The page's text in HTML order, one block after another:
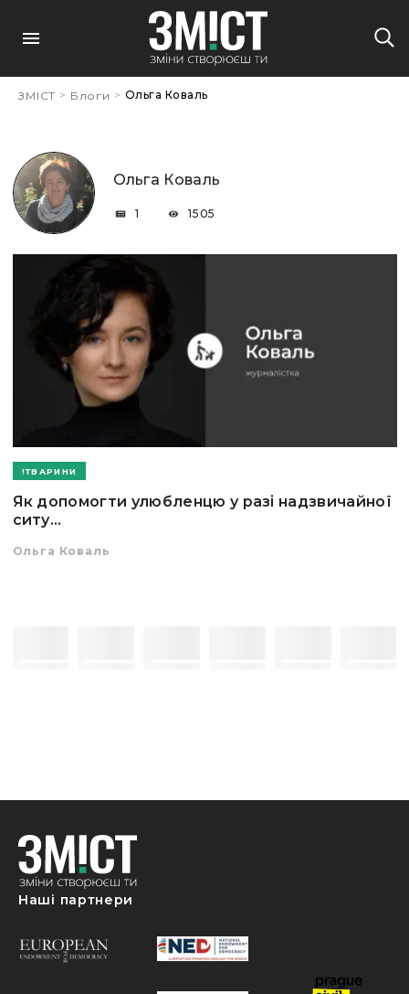
ЗМІСТ > Блоги > Ольга Коваль
Ольга Коваль
1 1505
ТВАРИНИ
Як допомогти улюбленцю у разі надзвичайної
ситу...
Ольга Коваль
Наші партнери